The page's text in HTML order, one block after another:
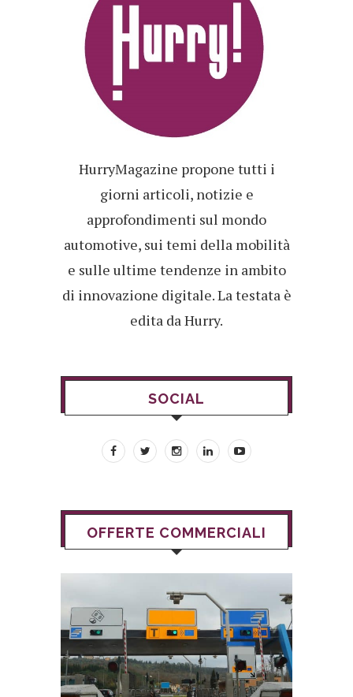
HurryMagazine propone tutti i
giorni articoli, notizie e
approfondimenti sul mondo
automotive, sui temi della mobilità
e sulle ultime tendenze in ambito
di innovazione digitale. La testata è
edita da Hurry.
SOCIAL
OFFERTE COMMERCIALI